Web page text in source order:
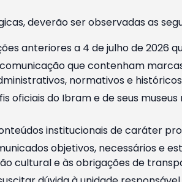
deverão ser observadas as
anteriores a 4 de julho de 2026
que contenham
normativos e
do Ibram e de seus
institucionais de caráter
objetivos, necessários e
cultural e às obrigações de